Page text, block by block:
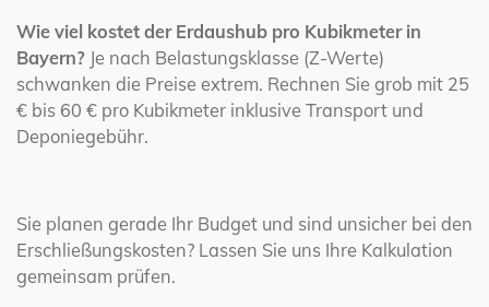
Wie viel kostet der Erdaushub pro Kubikmeter in
Bayern? Je nach Belastungsklasse (Z-Werte)
schwanken die Preise extrem. Rechnen Sie grob mit 25
€ bis 60 € pro Kubikmeter inklusive Transport und
Deponiegebühr.
Sie planen gerade Ihr Budget und sind unsicher bei den
Erschließungskosten? Lassen Sie uns Ihre Kalkulation
gemeinsam prüfen.